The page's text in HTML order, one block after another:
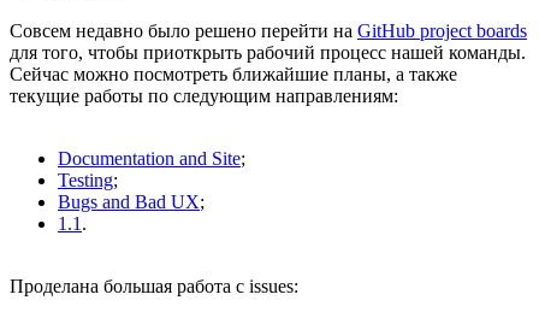
Совсем недавно было решено перейти на GitHub project boards
для того, чтобы приоткрыть рабочий процесс нашей команды.
Сейчас можно посмотреть ближайшие планы, а также
текущие работы по следующим направлениям:
Documentation and Site;
Testing;
Bugs and Bad UX;
1.1 .
Проделана большая работа с issues: